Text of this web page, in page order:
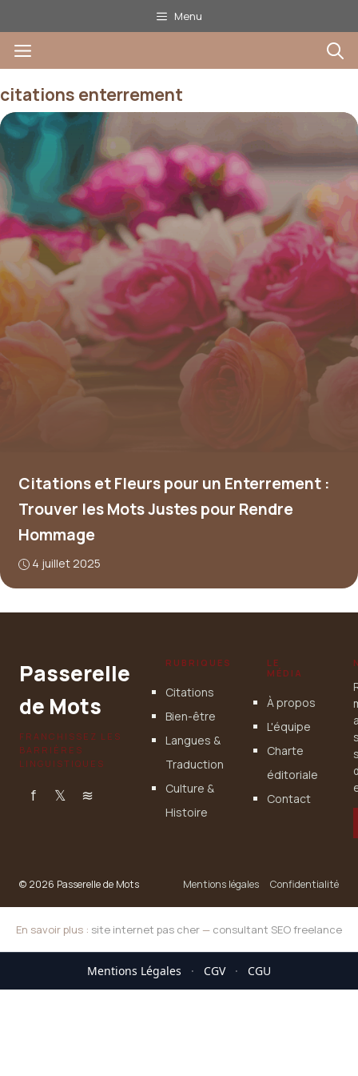
au
contenu
Menu
Menu
citations enterrement
Citations et Fleurs pour un Enterrement :
Trouver les Mots Justes pour Rendre
Hommage
4 juillet 2025
Passerelle
de Mots
FRANCHISSEZ LES
BARRIÈRES
LINGUISTIQUES
f 𝕏 ≋
RUBRIQUES
Citations
Bien-être
Langues &
Traduction
Culture &
Histoire
LE
MÉDIA
À propos
L'équipe
Charte
éditoriale
Contact
© 2026 Passerelle de Mots Mentions légales Confidentialité
En savoir plus : site internet pas cher — consultant SEO freelance
Mentions Légales · CGV · CGU